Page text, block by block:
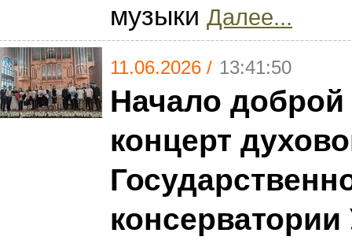
музыки Далее...
11.06.2026 / 13:41:50
Начало
концерт
консерватории